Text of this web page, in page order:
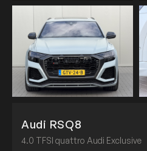
Audi RSQ8
4.0 TFSI quattro Audi Exclusive